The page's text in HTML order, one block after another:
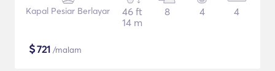
Kapal Pesiar Berlayar
46 ft
14 m
8 4 4
$721 /malam